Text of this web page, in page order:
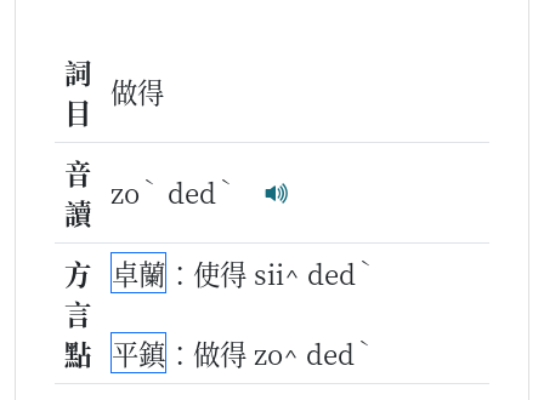
詞
目
做得
音
讀
zo ˋ ded ˋ
方
言
點
卓蘭 ：使得 sii^ ded ˋ
平鎮 ：做得 zo^ ded ˋ